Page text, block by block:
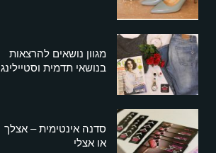
מגוון נושאים להרצאות
בנושאי תדמית וסטיילינג
סדנה אינטימית – אצלך
או אצלי